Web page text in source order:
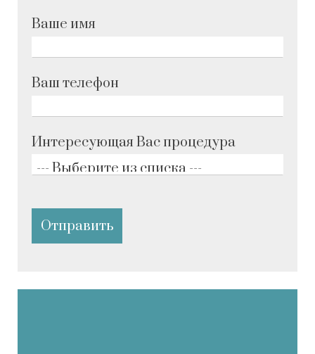
Ваше имя
Ваш телефон
Интересующая Вас процедура